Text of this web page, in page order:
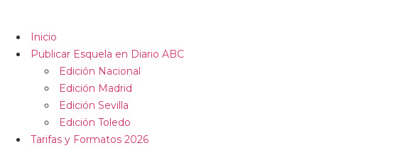
Inicio
Publicar Esquela en Diario ABC
Edición Nacional
Edición Madrid
Edición Sevilla
Edición Toledo
Tarifas y Formatos 2026